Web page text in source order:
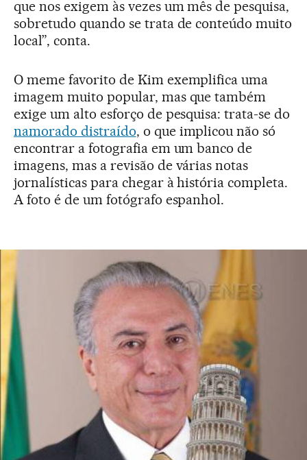
que nos exigem às vezes um mês de pesquisa,
sobretudo quando se trata de conteúdo muito
local”, conta.
O meme favorito de Kim exemplifica uma
imagem muito popular, mas que também
exige um alto esforço de pesquisa: trata-se do
namorado distraído, o que implicou não só
encontrar a fotografia em um banco de
imagens, mas a revisão de várias notas
jornalísticas para chegar à história completa.
A foto é de um fotógrafo espanhol.